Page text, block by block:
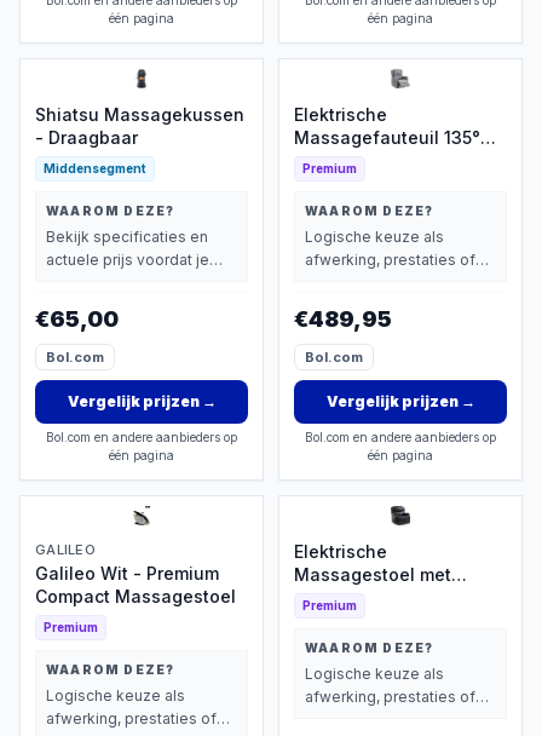
één pagina
één pagina
Shiatsu Massagekussen
- Draagbaar
Middensegment
WAAROM DEZE?
Bekijk specificaties en
actuele prijs voordat je
€65,00
Bol.com
Vergelijk prijzen→
Bol.com en andere aanbieders op
één pagina
Elektrische
Massagefauteuil 135°
Kantelbaar
Premium
WAAROM DEZE?
Logische keuze als
afwerking, prestaties of
€489,95
Bol.com
Vergelijk prijzen→
Bol.com en andere aanbieders op
één pagina
GALILEO
Galileo Wit - Premium
Compact Massagestoel
Premium
WAAROM DEZE?
Logische keuze als
afwerking, prestaties of
Elektrische
Massagestoel met
Verwarming
Premium
WAAROM DEZE?
Logische keuze als
afwerking, prestaties of